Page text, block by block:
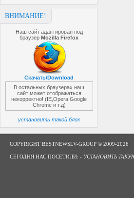
ВНИМАНИЕ!
Наш сайт адаптирован под
браузерMozilla Firefox
Скачать/Download
В остальных браузерах наш
сайт может отображаться
некорректно! (IE,Opera,Google
Chrome и т.д)
установить такой блок
COPYRIGHT BESTNEWSLV-GROUP © 2009-2026
СЕГОДНЯ НАС ПОСЕТИЛИ: - УСТАНОВИТЬ